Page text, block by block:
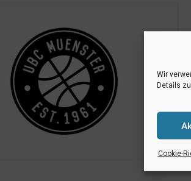
Wir
Details
Cookie-